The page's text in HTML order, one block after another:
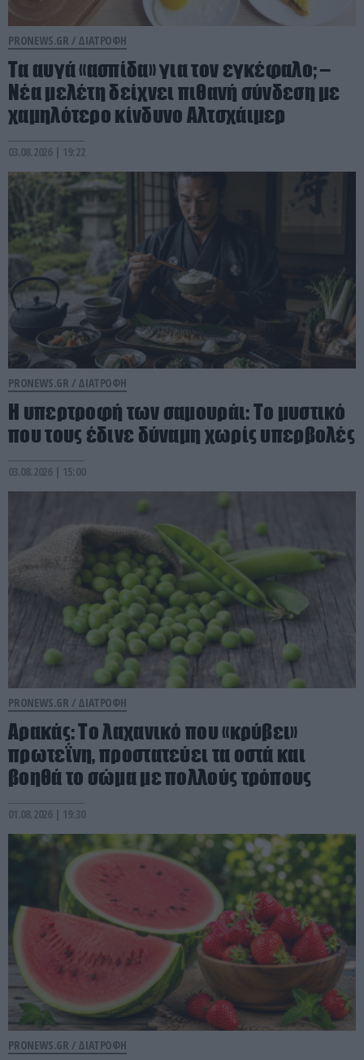
PRONEWS.GR / ΔΙΑΤΡΟΦΗ
Τα αυγά «ασπίδα» για τον εγκέφαλο; –
Νέα μελέτη δείχνει πιθανή σύνδεση με
χαμηλότερο κίνδυνο Αλτσχάιμερ
03.08.2026 | 19:22
PRONEWS.GR / ΔΙΑΤΡΟΦΗ
Η υπερτροφή των σαμουράι: Το μυστικό
που τους έδινε δύναμη χωρίς υπερβολές
03.08.2026 | 15:00
PRONEWS.GR / ΔΙΑΤΡΟΦΗ
Αρακάς: Το λαχανικό που «κρύβει»
πρωτεΐνη, προστατεύει τα οστά και
βοηθά το σώμα με πολλούς τρόπους
01.08.2026 | 19:30
PRONEWS.GR / ΔΙΑΤΡΟΦΗ